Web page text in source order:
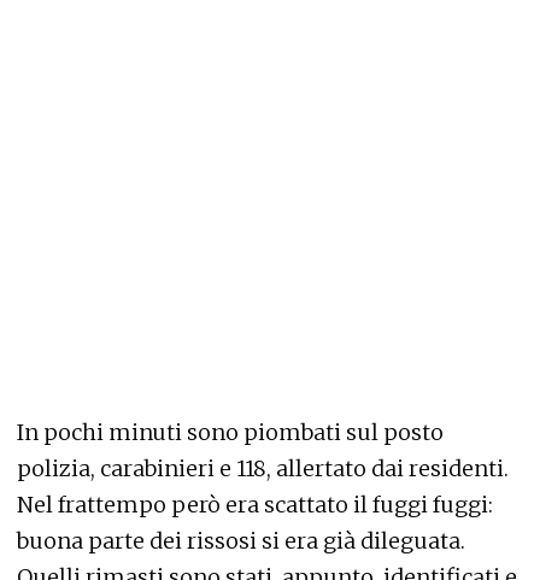
In pochi minuti sono piombati sul posto
polizia, carabinieri e 118, allertato dai residenti.
Nel frattempo però era scattato il fuggi fuggi:
buona parte dei rissosi si era già dileguata.